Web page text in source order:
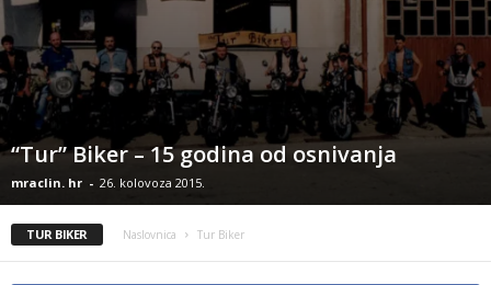
“Tur” Biker – 15 godina od osnivanja
mraclin. hr - 26. kolovoza 2015.
TUR BIKER Naslovnica Tur Biker